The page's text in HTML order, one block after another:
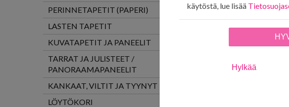
PERINNETAPETIT (PAPERI)
LASTEN TAPETIT
KUVATAPETIT JA PANEELIT
TARRAT JA JULISTEET /
PANORAAMAPANEELIT
KANKAAT, VILTIT JA TYYNYT
LÖYTÖKORI
käytöstä, lue lisää
Hylkää